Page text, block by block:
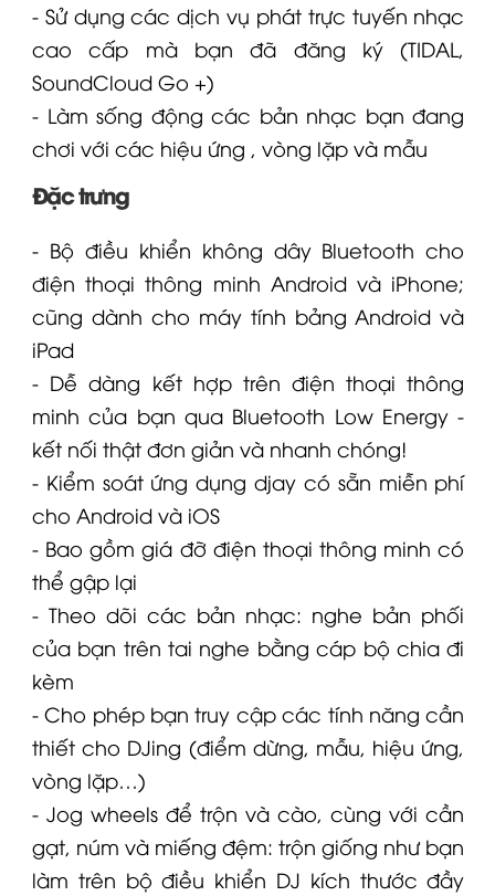
- Sử dụng các dịch vụ phát trực tuyến nhạc
cao cấp mà bạn đã đăng ký (TIDAL,
SoundCloud Go +)
- Làm sống động các bản nhạc bạn đang
chơi với các hiệu ứng , vòng lặp và mẫu
Đặc trưng
- Bộ điều khiển không dây Bluetooth cho
điện thoại thông minh Android và iPhone;
cũng dành cho máy tính bảng Android và
iPad
- Dễ dàng kết hợp trên điện thoại thông
minh của bạn qua Bluetooth Low Energy -
kết nối thật đơn giản và nhanh chóng!
- Kiểm soát ứng dụng djay có sẵn miễn phí
cho Android và iOS
- Bao gồm giá đỡ điện thoại thông minh có
thể gập lại
- Theo dõi các bản nhạc: nghe bản phối
của bạn trên tai nghe bằng cáp bộ chia đi
kèm
- Cho phép bạn truy cập các tính năng cần
thiết cho DJing (điểm dừng, mẫu, hiệu ứng,
vòng lặp…)
- Jog wheels để trộn và cào, cùng với cần
gạt, núm và miếng đệm: trộn giống như bạn
làm trên bộ điều khiển DJ kích thước đầy